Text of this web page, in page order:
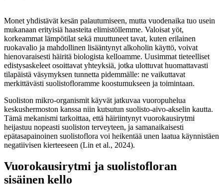
Monet yhdistävät kesän palautumiseen, mutta vuodenaika tuo usein
mukanaan erityisiä haasteita elimistöllemme. Valoisat yöt,
korkeammat lämpötilat sekä muuttuneet tavat, kuten erilainen
ruokavalio ja mahdollinen lisääntynyt alkoholin käyttö, voivat
hienovaraisesti häiritä biologista kelloamme. Uusimmat tieteelliset
edistysaskeleet osoittavat yhteyksiä, jotka ulottuvat huomattavasti
tilapäistä väsymyksen tunnetta pidemmälle: ne vaikuttavat
merkittävästi suolistofloramme koostumukseen ja toimintaan.
Suoliston mikro-organismit käyvät jatkuvaa vuoropuhelua
keskushermoston kanssa niin kutsutun suolisto-aivo-akselin kautta.
Tämä mekanismi tarkoittaa, että häiriintynyt vuorokausirytmi
heijastuu nopeasti suoliston terveyteen, ja samanaikaisesti
epätasapainoinen suolistoflora voi heikentää unen laatua käynnistäen
negatiivisen kierteeseen (Lin et al., 2024).
Vuorokausirytmi ja suolistofloran
sisäinen kello